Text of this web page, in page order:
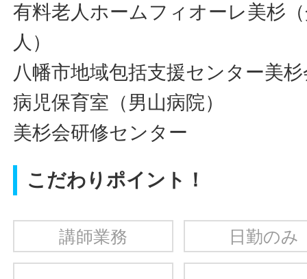
有料老人ホームフィオーレ美杉
人）
八幡市地域包括支援センター美
病児保育室（男山病院）
美杉会研修センター
こだわりポイント！
講師業務 日勤のみ